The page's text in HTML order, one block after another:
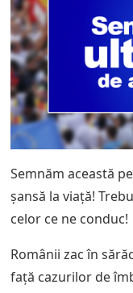
Semnăm această
șansă la viață!
celor ce ne conduc!
Românii zac în
față cazurilor de